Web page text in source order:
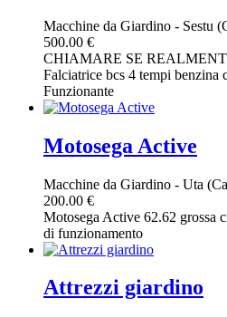
Macchine da Giardino - Sestu
500.00 €
CHIAMARE SE
Falciatrice bcs 4 tempi benzina
Funzionante
Motosega Active
Macchine da Giardino - Uta
200.00 €
Motosega Active 62.62 grossa
di funzionamento
Attrezzi giardino